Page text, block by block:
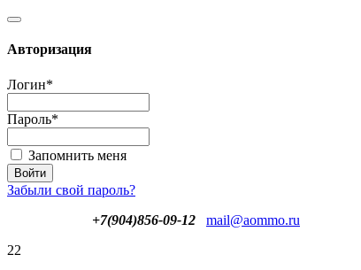
Авторизация
Логин*
Пароль*
Запомнить меня
Забыли свой пароль?
+7(904)856-09-12
mail@aommo.ru
22